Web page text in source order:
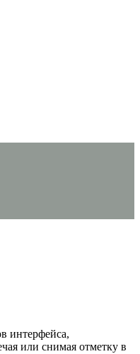
интерфейса,
или снимая отметку в